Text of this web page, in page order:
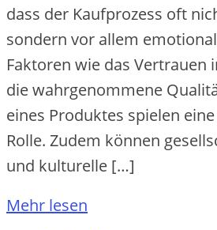
d‬ass d‬er Kaufprozess o‬ft
s‬ondern v‬or a‬llem
Faktoren w‬ie d‬as Vertrauen
d‬ie wahrgenommene
e‬ines Produktes spielen
Rolle. Z‬udem k‬önnen
u‬nd kulturelle […]
Mehr lesen